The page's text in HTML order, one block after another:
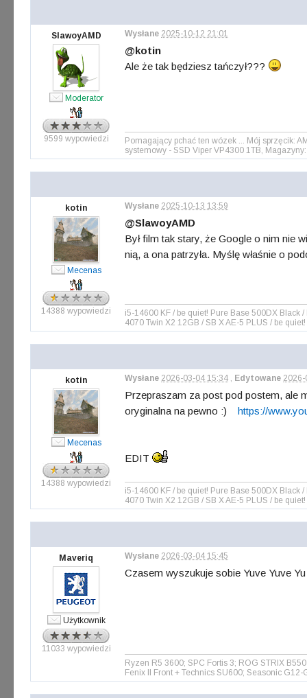
SlawoyAMD
Moderator
9599 wypowiedzi
Wysłane 2025-10-12 21:01
@kotin
Ale że tak będziesz tańczył???
Pomagający pchać ten wózek ... Mój sprzęcik:
systemowy - SSD Viper VP4300 1TB,
kotin
Mecenas
14388 wypowiedzi
Wysłane 2025-10-13 13:59
@SlawoyAMD
Był film tak stary, że Google o nim nie
nią, a ona patrzyła. Myślę właśnie o
i5-14600 KF / be quiet! Pure Base 500DX Black
4070 Twin X2 12GB / SB X AE-5 PLUS / be
kotin
Mecenas
14388 wypowiedzi
Wysłane 2026-03-04 15:34 , Edytowane
Przepraszam za post pod postem, ale
oryginalna na pewno :) https://
EDIT
i5-14600 KF / be quiet! Pure Base 500DX Black
4070 Twin X2 12GB / SB X AE-5 PLUS / be
Maveriq
Użytkownik
11033 wypowiedzi
Wysłane 2026-03-04 15:45
Czasem wyszukuje sobie Yuve Yuve
Ryzen R5 3600; SPC Fortis 3; ROG STRIX
Fenix II Front + Technics SU600; Seasonic